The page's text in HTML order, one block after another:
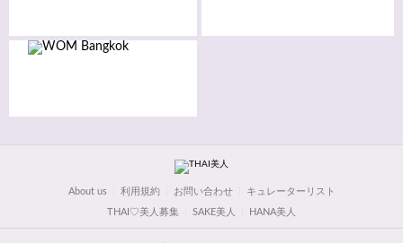
About us 利用規約 お問い合わせ キュレーターリスト
THAI♡美人募集 SAKE美人 HANA美人